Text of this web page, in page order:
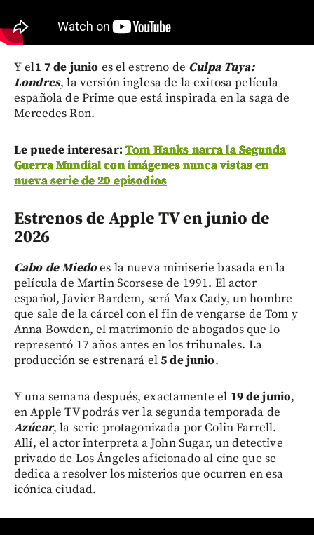
Y el1 7 de junio es el estreno de Culpa Tuya:
Londres, la versión inglesa de la exitosa película
española de Prime que está inspirada en la saga de
Mercedes Ron.
Le puede interesar: Tom Hanks narra la Segunda
Guerra Mundial con imágenes nunca vistas en
nueva serie de 20 episodios
Estrenos de Apple TV en junio de
2026
Cabo de Miedoes la nueva miniserie basada en la
película de Martin Scorsese de 1991. El actor
español, Javier Bardem, será Max Cady, un hombre
que sale de la cárcel con el fin de vengarse de Tom y
Anna Bowden, el matrimonio de abogados que lo
representó 17 años antes en los tribunales. La
producción se estrenará el5 de junio.
Y una semana después, exactamente el 19 de junio,
en Apple TV podrás ver la segunda temporada de
Azúcar, la serie protagonizada por Colin Farrell.
Allí, el actor interpreta a John Sugar, un detective
privado de Los Ángeles aficionado al cine que se
dedica a resolver los misterios que ocurren en esa
icónica ciudad.